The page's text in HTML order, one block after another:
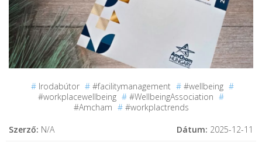
# Irodabútor # #facilitymanagement # #wellbeing #
#workplacewellbeing # #WellbeingAssociation #
#Amcham # #workplactrends
Szerző: N/A Dátum: 2025-12-11